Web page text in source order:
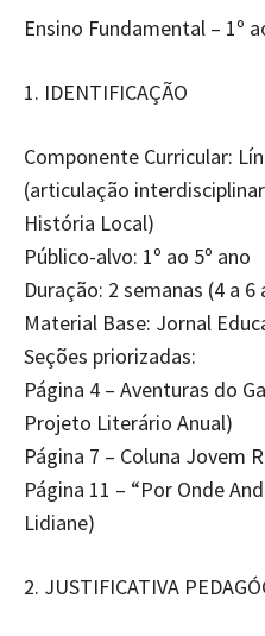
Ensino Fundamental – 1º
1.⁠ ⁠IDENTIFICAÇÃO
Componente Curricular:
(articulação
História Local)
Público-alvo: 1º ao 5º ano
Duração: 2 semanas (4 a 6
Material Base: Jornal
Seções priorizadas:
Página 4 – Aventuras do
Projeto Literário Anual)
Página 7 – Coluna Jovem
Página 11 – “Por Onde
Lidiane)
2.⁠ ⁠JUSTIFICATIVA